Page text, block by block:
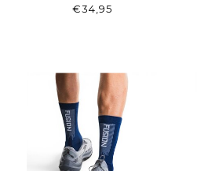
ZWART-GRIJS
€34,95